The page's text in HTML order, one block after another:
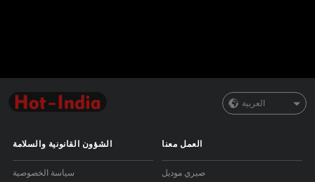
العربية
الشؤون القانونية والسلامة
سياسة الخصوصية
العمل معنا
صيري موديل